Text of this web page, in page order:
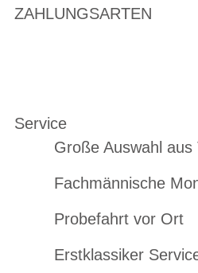
ZAHLUNGSARTEN
Service
Große Auswahl aus
Fachmännische
Probefahrt vor Ort
Erstklassiker